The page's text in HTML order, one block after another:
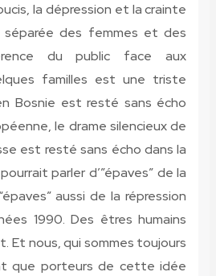
la dépression et la crainte
séparée des femmes et des
du public face aux
familles est une triste
Bosnie est resté sans écho
le drame silencieux de
est resté sans écho dans la
parler d’”épaves” de la
aussi de la répression
1990. Des êtres humains
Et nous, qui sommes toujours
que porteurs de cette idée